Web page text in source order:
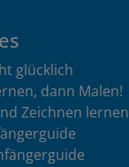
glücklich
dann Malen!
Zeichnen lernen